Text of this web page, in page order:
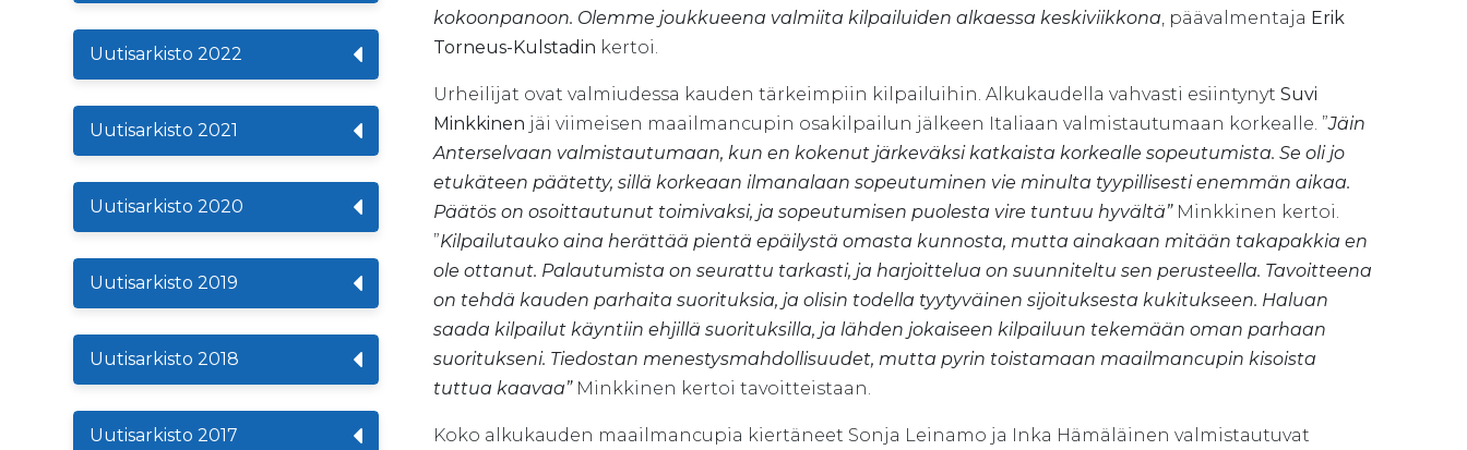
Uutisarkisto 2022
Uutisarkisto 2021
Uutisarkisto 2020
Uutisarkisto 2019
Uutisarkisto 2018
Uutisarkisto 2017
kokoonpanoon. Olemme joukkueena valmiita kilpailuiden alkaessa keskiviikkona, päävalmentaja Erik
Torneus-Kulstadin kertoi.
Urheilijat ovat valmiudessa kauden tärkeimpiin kilpailuihin. Alkukaudella vahvasti esiintynyt Suvi
Minkkinen jäi viimeisen maailmancupin osakilpailun jälkeen Italiaan valmistautumaan korkealle. ”Jäin
Anterselvaan valmistautumaan, kun en kokenut järkeväksi katkaista korkealle sopeutumista. Se oli jo
etukäteen päätetty, sillä korkeaan ilmanalaan sopeutuminen vie minulta tyypillisesti enemmän aikaa.
Päätös on osoittautunut toimivaksi, ja sopeutumisen puolesta vire tuntuu hyvältä”Minkkinen kertoi.
”Kilpailutauko aina herättää pientä epäilystä omasta kunnosta, mutta ainakaan mitään takapakkia en
ole ottanut. Palautumista on seurattu tarkasti, ja harjoittelua on suunniteltu sen perusteella. Tavoitteena
on tehdä kauden parhaita suorituksia, ja olisin todella tyytyväinen sijoituksesta kukitukseen. Haluan
saada kilpailut käyntiin ehjillä suorituksilla, ja lähden jokaiseen kilpailuun tekemään oman parhaan
suoritukseni. Tiedostan menestysmahdollisuudet, mutta pyrin toistamaan maailmancupin kisoista
tuttua kaavaa”Minkkinen kertoi tavoitteistaan.
Koko alkukauden maailmancupia kiertäneet Sonja Leinamo ja Inka Hämäläinen valmistautuvat